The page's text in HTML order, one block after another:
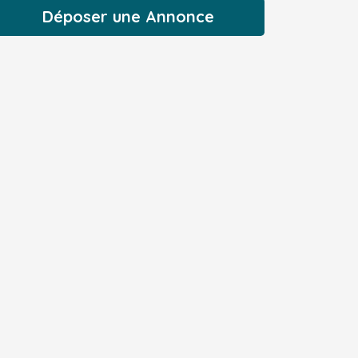
Déposer une Annonce